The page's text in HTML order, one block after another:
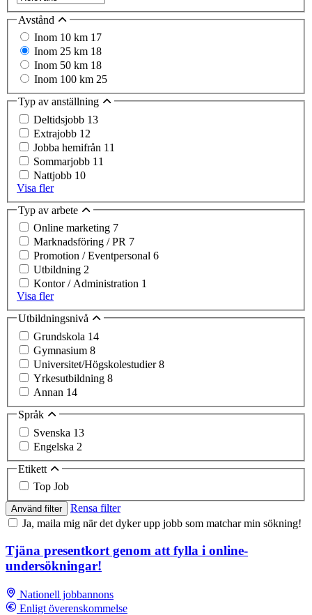
Avstånd
Inom 10 km 17
Inom 25 km 18
Inom 50 km 18
Inom 100 km 25
Typ av anställning
Deltidsjobb 13
Extrajobb 12
Jobba hemifrån 11
Sommarjobb 11
Nattjobb 10
Visa fler
Typ av arbete
Online marketing 7
Marknadsföring / PR 7
Promotion / Eventpersonal 6
Utbildning 2
Kontor / Administration 1
Visa fler
Utbildningsnivå
Grundskola 14
Gymnasium 8
Universitet/Högskolestudier8
Yrkesutbildning 8
Annan 14
Språk
Svenska 13
Engelska 2
Etikett
Top Job
Använd filter
Rensa filter
Ja, maila mig när det dyker upp jobb som matchar min sökning!
Tjäna presentkort genom att fylla i online-
undersökningar!
Nationell jobbannons
Enligt överenskommelse